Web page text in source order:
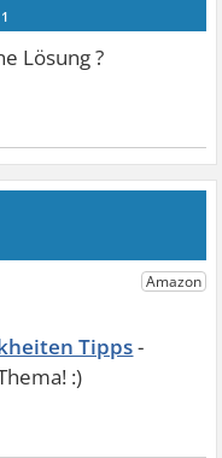
Lösung ?
Tipps